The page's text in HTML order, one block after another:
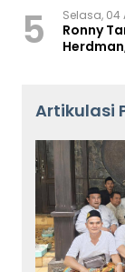
5 Selasa, 04
Ronny
Artikulasi